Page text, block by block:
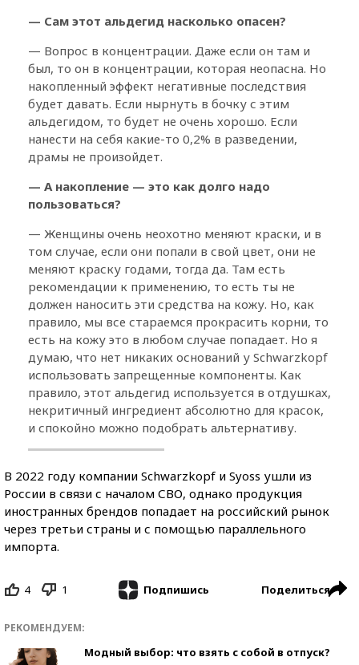
— Сам этот альдегид насколько опасен?
— Вопрос в концентрации. Даже если он там и
был, то он в концентрации, которая неопасна. Но
накопленный эффект негативные последствия
будет давать. Если нырнуть в бочку с этим
альдегидом, то будет не очень хорошо. Если
нанести на себя какие-то 0,2% в разведении,
драмы не произойдет.
— А накопление — это как долго надо
пользоваться?
— Женщины очень неохотно меняют краски, и в
том случае, если они попали в свой цвет, они не
меняют краску годами, тогда да. Там есть
рекомендации к применению, то есть ты не
должен наносить эти средства на кожу. Но, как
правило, мы все стараемся прокрасить корни, то
есть на кожу это в любом случае попадает. Но я
думаю, что нет никаких оснований у Schwarzkopf
использовать запрещенные компоненты. Как
правило, этот альдегид используется в отдушках,
некритичный ингредиент абсолютно для красок,
и спокойно можно подобрать альтернативу.
В 2022 году компании Schwarzkopf и Syoss ушли из
России в связи с началом СВО, однако продукция
иностранных брендов попадает на российский рынок
через третьи страны и с помощью параллельного
импорта.
4 1 Подпишись Поделиться
РЕКОМЕНДУЕМ:
Модный выбор: что взять с собой в отпуск?